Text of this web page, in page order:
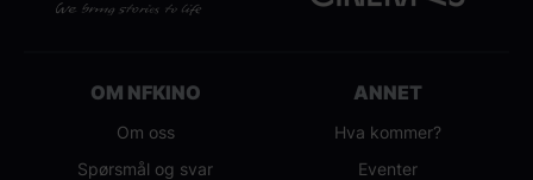
OM NFKINO
Om oss
Spørsmål og svar
ANNET
Hva kommer?
Eventer